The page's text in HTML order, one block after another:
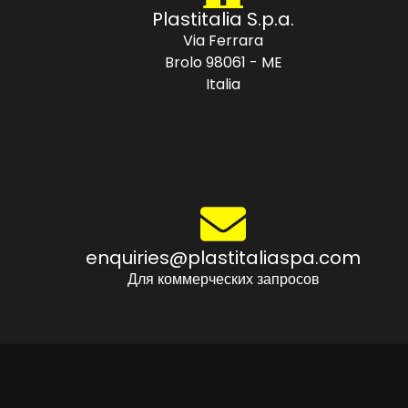
Plastitalia S.p.a.
Via Ferrara
Brolo 98061 - ME
Italia
enquiries@plastitaliaspa.com
Для коммерческих запросов